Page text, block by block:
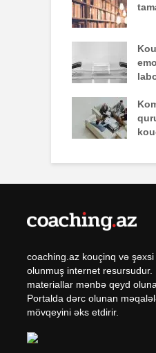
coaching.az kouçinq və
olunmuş internet
materiallar mənbə qeyd
Portalda dərc olunan
mövqeyini əks etdirir.